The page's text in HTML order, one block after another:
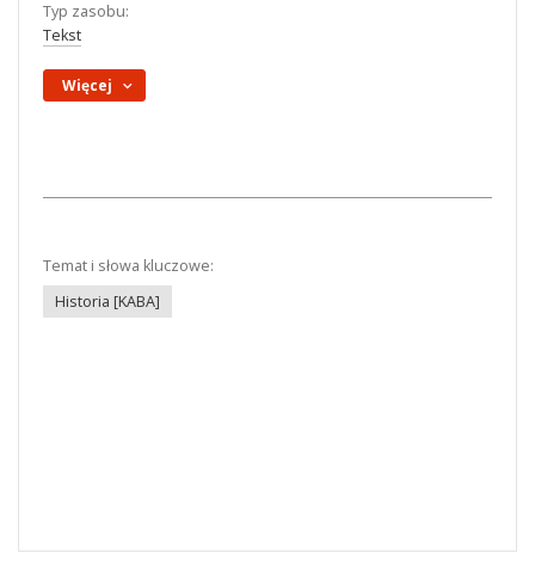
Typ zasobu:
Tekst
Więcej
Temat i słowa kluczowe:
Historia [KABA]